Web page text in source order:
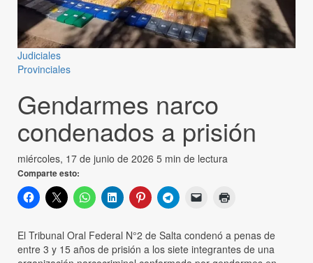
Judiciales
Provinciales
Gendarmes narco
condenados a prisión
miércoles, 17 de junio de 2026 5 min de lectura
Comparte esto:
El Tribunal Oral Federal N°2 de Salta condenó a penas de
entre 3 y 15 años de prisión a los siete integrantes de una